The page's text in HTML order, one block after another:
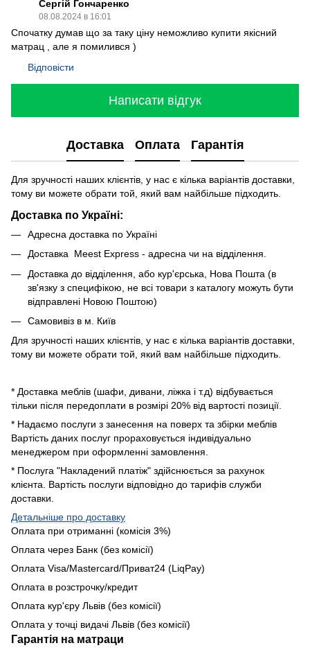
Сергій Гончаренко
08.08.2024 в 16:01
Спочатку думав що за таку ціну неможливо купити якісний
матрац , але я помилився )
Відповісти
Написати відгук
Доставка Оплата Гарантія
Для зручності наших клієнтів, у нас є кілька варіантів доставки,
тому ви можете обрати той, який вам найбільше підходить.
Доставка по Україні:
Адресна доставка по Україні
Доставка Meest Express - адресна чи на відділення.
Доставка до відділення, або кур'єрська, Нова Пошта (в
зв'язку з специфікою, не всі товари з каталогу можуть бути
відправлені Новою Поштою)
Самовивіз в м. Київ
Для зручності наших клієнтів, у нас є кілька варіантів доставки,
тому ви можете обрати той, який вам найбільше підходить.
* Доставка меблів (шафи, дивани, ліжка і т.д) відбувається
тільки після передоплати в розмірі 20% від вартості позиції.
* Надаємо послуги з занесення на поверх та збірки меблів
Вартість даних послуг прораховується індивідуально
менеджером при оформленні замовлення.
* Послуга "Накладений платіж" здійснюється за рахунок
клієнта. Вартість послуги відповідно до тарифів служби
доставки.
Детальніше про доставку
Оплата при отриманні (комісія 3%)
Оплата через Банк (без комісії)
Оплата Visa/Mastercard/Приват24 (LiqPay)
Оплата в розстрочку/кредит
Оплата кур'єру Львів (без комісії)
Оплата у точці видачі Львів (без комісії)
Гарантія на матраци